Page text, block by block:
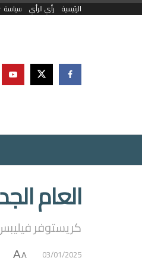
الرئيسية رأي الرأي سياسة
العام
كريستوفر
03/01/2025
A
A